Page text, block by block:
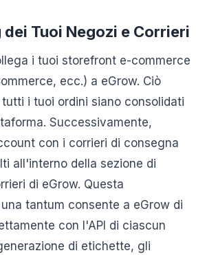
dei Tuoi Negozi e Corrieri
i tuoi storefront e-commerce
ecc.) a eGrow. Ciò
i tuoi ordini siano consolidati
Successivamente,
con i corrieri di consegna
all'interno della sezione di
di eGrow. Questa
tantum consente a eGrow di
con l'API di ciascun
di etichette, gli